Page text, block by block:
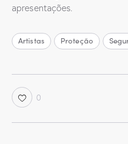
apresentações.
Artistas Proteção
0